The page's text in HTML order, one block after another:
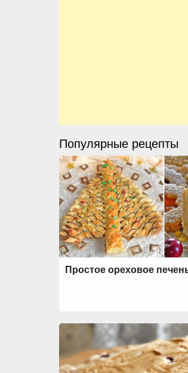
Популярные рецепты
Простое ореховое